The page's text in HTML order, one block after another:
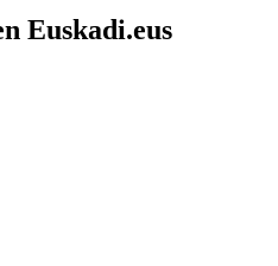
Euskadi.eus